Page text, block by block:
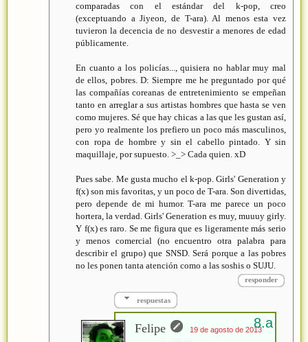
comparadas con el estándar del k-pop, creo
(exceptuando a Jiyeon, de T-ara). Al menos esta vez
tuvieron la decencia de no desvestir a menores de edad
públicamente.
En cuanto a los policías..., quisiera no hablar muy mal
de ellos, pobres. D: Siempre me he preguntado por qué
las compañías coreanas de entretenimiento se empeñan
tanto en arreglar a sus artistas hombres que hasta se ven
como mujeres. Sé que hay chicas a las que les gustan así,
pero yo realmente los prefiero un poco más masculinos,
con ropa de hombre y sin el cabello pintado. Y sin
maquillaje, por supuesto. >_> Cada quien. xD
Pues sabe. Me gusta mucho el k-pop. Girls' Generation y
f(x) son mis favoritas, y un poco de T-ara. Son divertidas,
pero depende de mi humor. T-ara me parece un poco
hortera, la verdad. Girls' Generation es muy, muuuy girly.
Y f(x) es raro. Se me figura que es ligeramente más serio
y menos comercial (no encuentro otra palabra para
describir el grupo) que SNSD. Será porque a las pobres
no les ponen tanta atención como a las soshis o SUJU.
responder
respuestas
Felipe
19 de agosto de 2013